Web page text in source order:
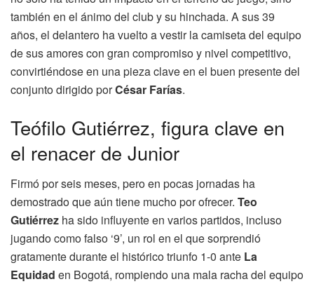
también en el ánimo del club y su hinchada. A sus 39
años, el delantero ha vuelto a vestir la camiseta del equipo
de sus amores con gran compromiso y nivel competitivo,
convirtiéndose en una pieza clave en el buen presente del
conjunto dirigido porCésar Farías.
Teófilo Gutiérrez, figura clave en
el renacer de Junior
Firmó por seis meses, pero en pocas jornadas ha
demostrado que aún tiene mucho por ofrecer. Teo
Gutiérrez ha sido influyente en varios partidos, incluso
jugando como falso ‘9’, un rol en el que sorprendió
gratamente durante el histórico triunfo 1-0 ante La
Equidad en Bogotá, rompiendo una mala racha del equipo